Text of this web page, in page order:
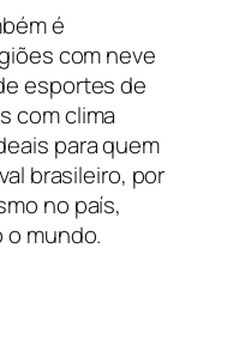
é
com neve
esportes de
com clima
para quem
brasileiro, por
no país,
mundo.